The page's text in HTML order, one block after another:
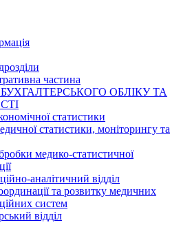
частина
БУХГАЛТЕРСЬКОГО ОБЛІКУ ТА
статистики
статистики, моніторингу та
медико-статистичної
аналітичний відділ
та розвитку медичних
систем
відділ